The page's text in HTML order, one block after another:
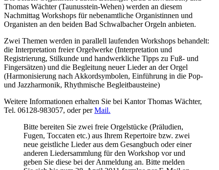
Thomas Wächter (Taunusstein-Wehen) werden an diesem
Nachmittag Workshops für nebenamtliche Organistinnen und
Organisten an den beiden Bad Schwalbacher Orgeln anbieten.
Zwei Themen werden in parallell laufenden Workshops behandelt:
die Interpretation freier Orgelwerke (Interpretation und
Registrierung, Stilkunde und handwerkliche Tipps zu Fuß- und
Fingersätzen) und die Begleitung neuer Lieder an der Orgel
(Harmonisierung nach Akkordsymbolen, Einführung in die Pop-
und Jazzharmonik, Rhythmische Begleitbausteine)
Weitere Informationen erhalten Sie bei Kantor Thomas Wächter,
Tel. 06128-983057, oder perMail.
Bitte bereiten Sie zwei freie Orgelstücke (Präludien,
Fugen, Toccaten etc.) aus Ihrem Repertoire bzw. zwei
neue geistliche Lieder aus dem Gesangbuch oder einer
anderen Liedersammlung für den Workshop vor und
geben Sie diese bei der Anmeldung an. Bitte melden